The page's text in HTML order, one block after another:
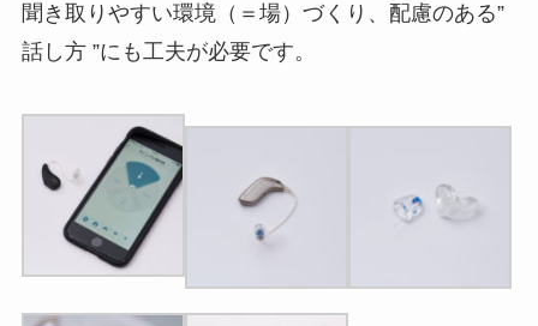
聞き取りやすい環境（＝場）づくり、配慮のある”
話し方 ”にも工夫が必要です。